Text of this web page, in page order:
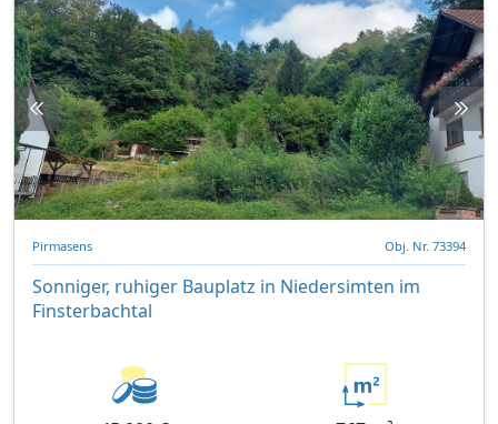
Pirmasens Obj. Nr. 73394
Sonniger, ruhiger Bauplatz in Niedersimten im
Finsterbachtal